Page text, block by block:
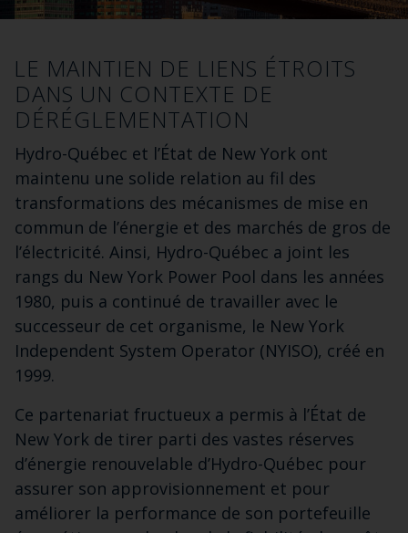
LE MAINTIEN DE LIENS ÉTROITS
DANS UN CONTEXTE DE
DÉRÉGLEMENTATION
Hydro-Québec et l’État de New York ont
maintenu une solide relation au fil des
transformations des mécanismes de mise en
commun de l’énergie et des marchés de gros de
l’électricité. Ainsi, Hydro-Québec a joint les
rangs du New York Power Pool dans les années
1980, puis a continué de travailler avec le
successeur de cet organisme, le New York
Independent System Operator (NYISO), créé en
1999.
Ce partenariat fructueux a permis à l’État de
New York de tirer parti des vastes réserves
d’énergie renouvelable d’Hydro-Québec pour
assurer son approvisionnement et pour
améliorer la performance de son portefeuille